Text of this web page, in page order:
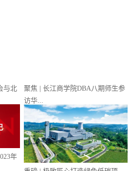
年
重磅 | 极致匠心打造绿色低碳项
目，华神...